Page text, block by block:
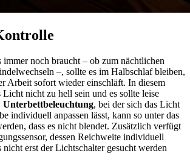
immer noch braucht – ob zum nächtlichen
–, sollte es im Halbschlaf bleiben,
Arbeit sofort wieder einschläft. In diesem
nicht zu hell sein und es sollte leise
Unterbettbeleuchtung, bei der sich das Licht
individuell anpassen lässt, kann so unter das
dass es nicht blendet. Zusätzlich verfügt
dessen Reichweite individuell
nicht erst der Lichtschalter gesucht werden